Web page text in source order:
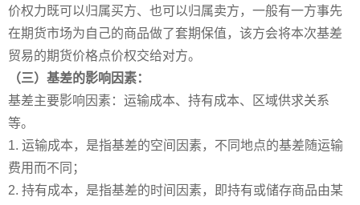
价权力既可以归属买方、也可以归属卖方，一般有一方事先
在期货市场为自己的商品做了套期保值，该方会将本次基差
贸易的期货价格点价权交给对方。
（三）基差的影响因素：
基差主要影响因素：运输成本、持有成本、区域供求关系
等。
1. 运输成本，是指基差的空间因素，不同地点的基差随运输
费用而不同；
2. 持有成本，是指基差的时间因素，即持有或储存商品由某